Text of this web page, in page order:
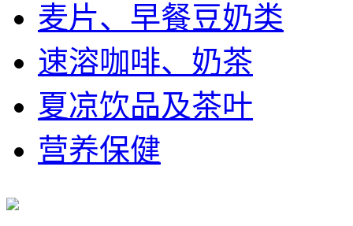
麦片、早餐豆奶类
速溶咖啡、奶茶
夏凉饮品及茶叶
营养保健